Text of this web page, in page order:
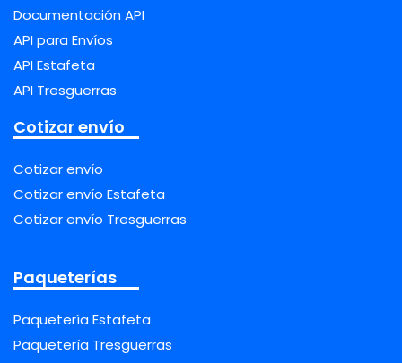
Documentación API
API para Envíos
API Estafeta
API Tresguerras
Cotizar envío
Cotizar envío
Cotizar envío Estafeta
Cotizar envío Tresguerras
Paqueterías
Paquetería Estafeta
Paquetería Tresguerras